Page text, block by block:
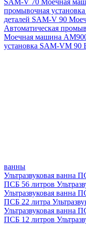
SAM-V 70 Моечная
промывочная
деталей SAM-V 90
Автоматическая
Моечная машина
установка SAM-VM 90
ванны
Ультразвуковая ванна
ПСБ 56 литров
Ультразвуковая ванна
ПСБ 22 литра
Ультразвуковая ванна
ПСБ 12 литров